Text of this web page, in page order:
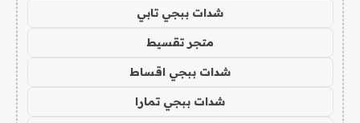
شدات ببجي تابي
متجر تقسيط
شدات ببجي اقساط
شدات ببجي تمارا